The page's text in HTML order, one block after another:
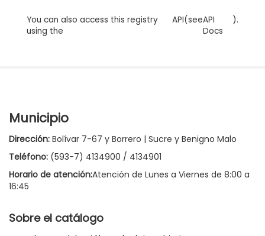
You can also access this registry
using the
API(seeAPI
Docs
).
Municipio
Dirección: Bolívar 7-67 y Borrero | Sucre y Benigno Malo
Teléfono: (593-7) 4134900 / 4134901
Horario de atención:Atención de Lunes a Viernes de 8:00 a
16:45
Sobre el catálogo